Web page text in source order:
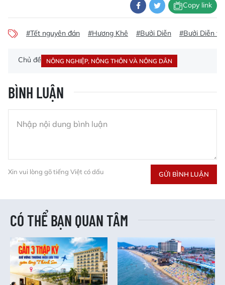
Copy link
#Tết nguyên đán #Hương Khê #Bưởi Diễn #Bưởi Diễn
Chủ đề NÔNG NGHIỆP, NÔNG THÔN VÀ NÔNG DÂN
BÌNH LUẬN
Xin vui lòng gõ tiếng Việt có dấu GỬI BÌNH LUẬN
CÓ THỂ BẠN QUAN TÂM